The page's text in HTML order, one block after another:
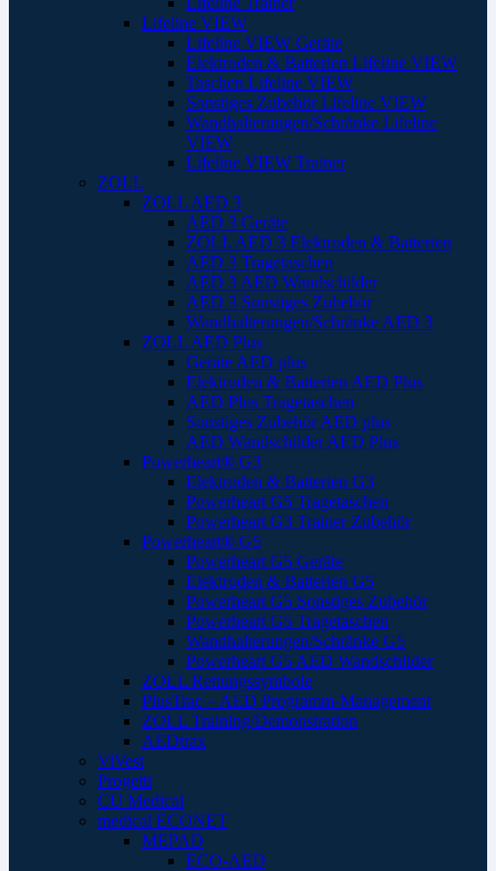
Lifeline VIEW
Lifeline VIEW Geräte
Elektroden & Batterien Lifeline VIEW
Taschen Lifeline VIEW
Sonstiges Zubehör Lifeline VIEW
Wandhalterungen/Schränke Lifeline
VIEW
Lifeline VIEW Trainer
ZOLL
ZOLL AED 3
AED 3 Geräte
ZOLL AED 3 Elektroden & Batterien
AED 3 Tragetaschen
AED 3 AED Wandschilder
AED 3 Sonstiges Zubehör
Wandhalterungen/Schränke AED 3
ZOLL AED Plus
Geräte AED plus
Elektroden & Batterien AED Plus
AED Plus Tragetaschen
Sonstiges Zubehör AED plus
AED Wandschilder AED Plus
Powerheart® G3
Elektroden & Batterien G3
Powerheart G5 Tragetaschen
Powerheart G3 Trainer Zubehör
Powerheart® G5
Powerheart G5 Geräte
Elektroden & Batterien G5
Powerheart G5 Sonstiges Zubehör
Powerheart G5 Tragetaschen
Wandhalterungen/Schränke G5
Powerheart G5 AED Wandschilder
ZOLL Rettungssymbole
PlusTrac – AED Programm-Management
ZOLL Training/Demonstration
AEDtrax
ViVest
Progetti
CU Medical
medical ECONET
MEPAD
ECO-AED